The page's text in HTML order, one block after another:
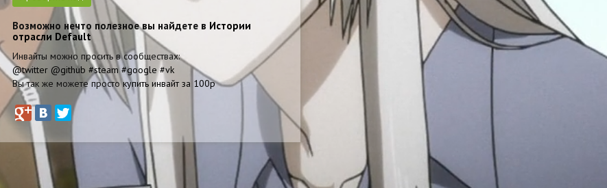
Возможно нечто полезное вы найдете в Истории
отрасли Default
Инвайты можно просить в сообществах:
@twitter @github #steam #google #vk
Вы так же можете простокупить инвайт за 100р